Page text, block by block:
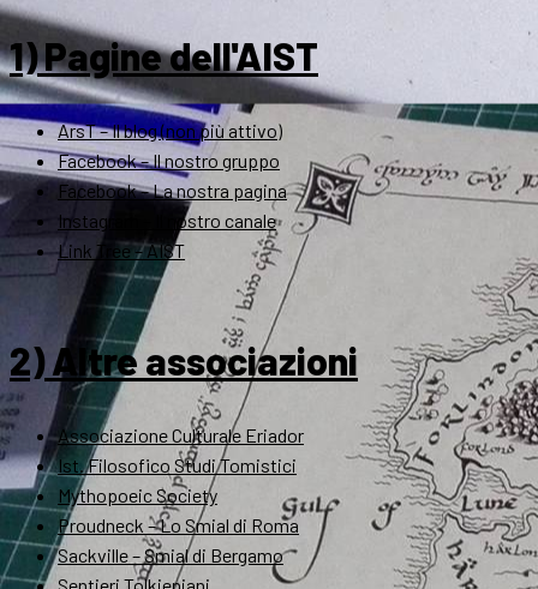
1) Pagine dell'AIST
ArsT – Il blog (non più attivo)
Facebook – Il nostro gruppo
Facebook – La nostra pagina
Instagram – Il nostro canale
Link Tree – AIST
2) Altre associazioni
Associazione Culturale Eriador
Ist. Filosofico Studi Tomistici
Mythopoeic Society
Proudneck – Lo Smial di Roma
Sackville – Smial di Bergamo